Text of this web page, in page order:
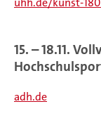
15. – 18.11.
adh.de